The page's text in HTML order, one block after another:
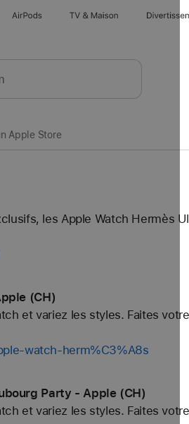
AirPods TV & Maison
Apple Store
les Apple Watch Hermès
(CH)
et variez les styles. Faites
watch-herm%C3%A8s
Party - Apple (CH)
et variez les styles. Faites